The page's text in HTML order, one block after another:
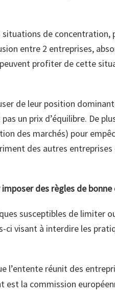
situations de
entre 2 entreprises,
profiter de cette
de leur position
un prix d’équilibre. De
des marchés) pour
des autres
des règles de bonne
susceptibles de limiter
ci visant à interdire les
l’entente réunit des
est la commission